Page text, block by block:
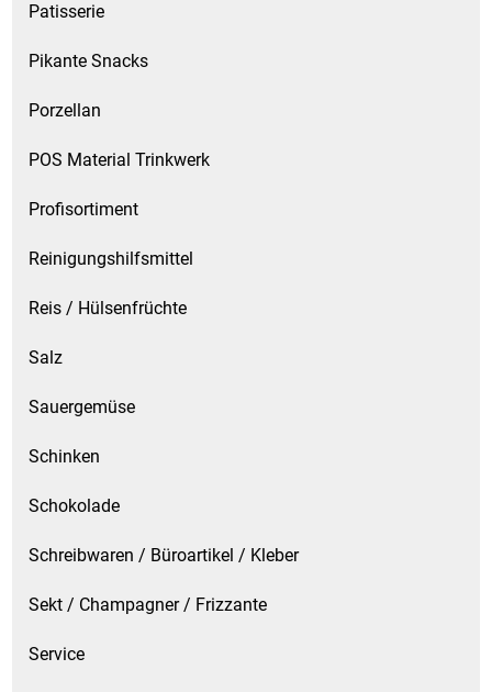
Patisserie
Pikante Snacks
Porzellan
POS Material Trinkwerk
Profisortiment
Reinigungshilfsmittel
Reis / Hülsenfrüchte
Salz
Sauergemüse
Schinken
Schokolade
Schreibwaren / Büroartikel / Kleber
Sekt / Champagner / Frizzante
Service